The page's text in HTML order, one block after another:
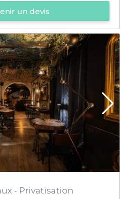
un devis
- Privatisation